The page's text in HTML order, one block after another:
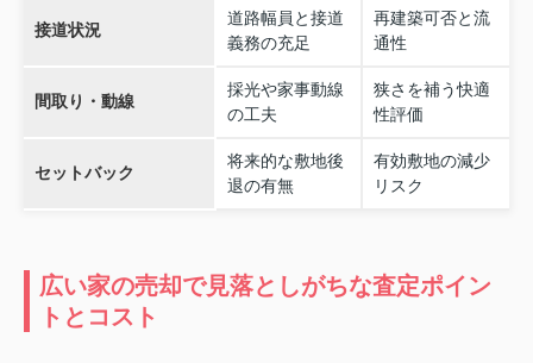
接道状況
道路幅員と接道
義務の充足
再建築可否と流
通性
間取り・動線
採光や家事動線
の工夫
狭さを補う快適
性評価
セットバック
将来的な敷地後
退の有無
有効敷地の減少
リスク
広い家の売却で見落としがちな査定ポイン
トとコスト